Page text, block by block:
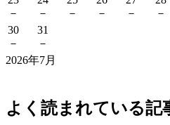
－
－
－
－
－
－
30
－
31
－
2026年7月
よく読まれている記